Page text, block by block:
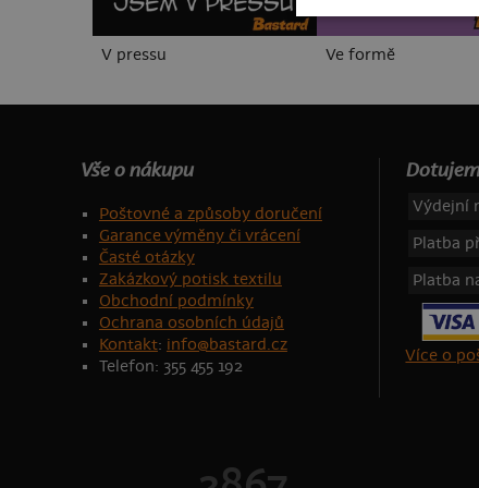
V pressu Ve formě
Vše o nákupu
Poštovné a způsoby doručení
Garance výměny či vrácení
Časté otázky
Zakázkový potisk textilu
Obchodní podmínky
Ochrana osobních údajů
Kontakt: info@bastard.cz
Telefon: 355 455 192
Výdejní
Platba
Platba
Více o